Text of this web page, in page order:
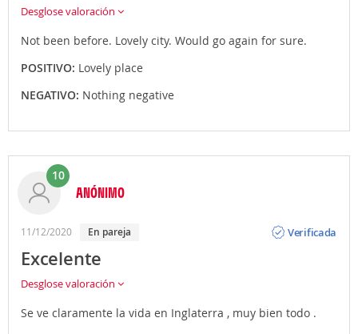
Desglose valoración
Not been before. Lovely city. Would go again for sure.
POSITIVO: Lovely place
NEGATIVO: Nothing negative
10
ANÓNIMO
11/12/2020 en pareja
Verificada
Excelente
Desglose valoración
Se ve claramente la vida en Inglaterra , muy bien todo .